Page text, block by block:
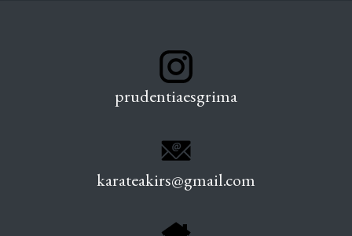
prudentiaesgrima
karateakirs@gmail.com